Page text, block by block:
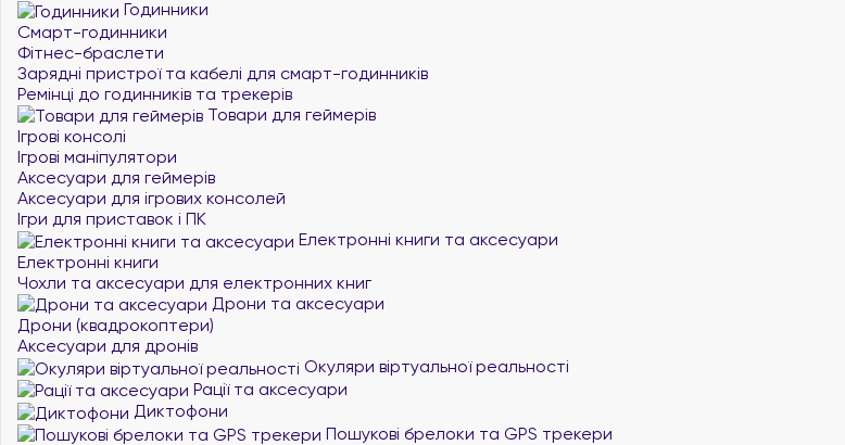
Годинники
Смарт-годинники
Фітнес-браслети
Зарядні пристрої та кабелі для смарт-годинників
Ремінці до годинників та трекерів
Товари для геймерів
Ігрові консолі
Ігрові маніпулятори
Аксесуари для геймерів
Аксесуари для ігрових консолей
Ігри для приставок і ПК
Електронні книги та аксесуари
Електронні книги
Чохли та аксесуари для електронних книг
Дрони та аксесуари
Дрони (квадрокоптери)
Аксесуари для дронів
Окуляри віртуальної реальності
Рації та аксесуари
Диктофони
Пошукові брелоки та GPS трекери